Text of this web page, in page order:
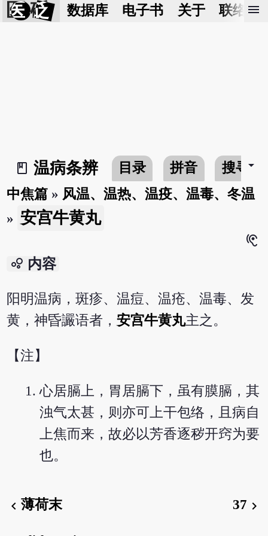
医 砭 数据库 电子书 关于 联络我
menu
book_2
温病条辨 目录 拼音 搜寻arrow_drop_down
中焦篇 » 风温、温热、温疫、温毒、冬温
» 安宫牛黄丸
hearing
bubble_chart 内容
阳明温病，斑疹、温痘、温疮、温毒、发
黄，神昏讝语者，安宫牛黄丸主之。
【注】
心居膈上，胃居膈下，虽有膜膈，其
浊气太甚，则亦可上干包络，且病自
上焦而来，故必以芳香逐秽开窍为要
也。
chevron_left薄荷末 37 chevron_right